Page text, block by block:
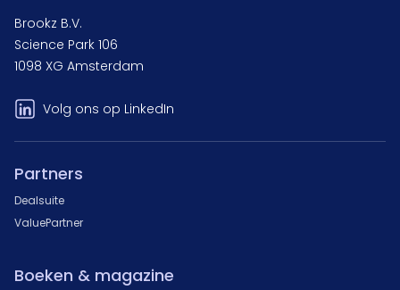
Brookz B.V.
Science Park 106
1098 XG Amsterdam
Volg ons op LinkedIn
Partners
Dealsuite
ValuePartner
Boeken & magazine